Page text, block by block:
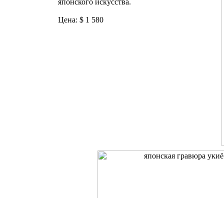
японского искусства.
Цена: $ 1 580